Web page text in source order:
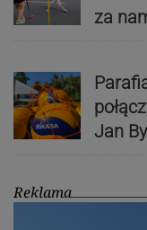
za
Jan
Reklama